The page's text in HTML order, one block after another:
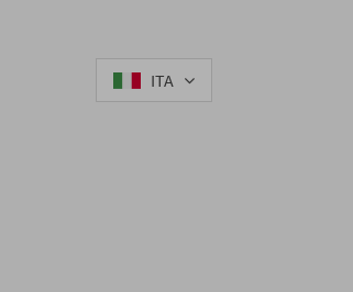
ITA